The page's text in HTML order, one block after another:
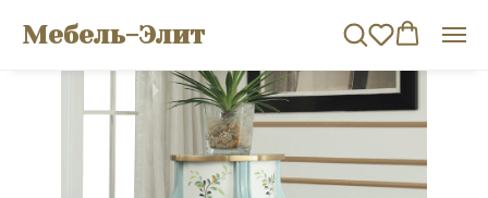
Мебель-Элит